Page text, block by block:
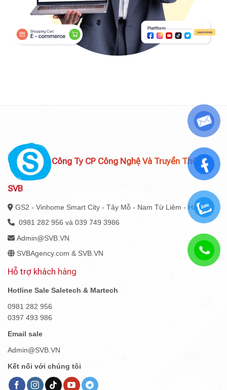
Công Ty CP Công Nghệ Và Truyền Thông
SVB
GS2 - Vinhome Smart City - Tây Mỗ - Nam Từ Liêm - Hà Nội
0981 282 956 và 039 749 3986
Admin@SVB.VN
SVBAgency.com & SVB.VN
Hỗ trợ khách hàng
Hotline Sale Saletech & Martech
0981 282 956
0397 493 986
Email sale
Admin@SVB.VN
Kết nối với chúng tôi